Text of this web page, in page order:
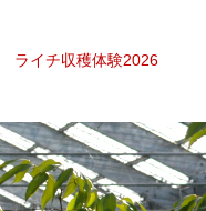
ライチ収穫体験2026